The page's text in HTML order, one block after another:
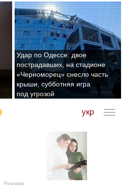
Удар по Одессе: двое
пострадавших, на стадионе
«Черноморец» снесло часть
крыши, субботняя игра
под угрозой
укр
Реклама